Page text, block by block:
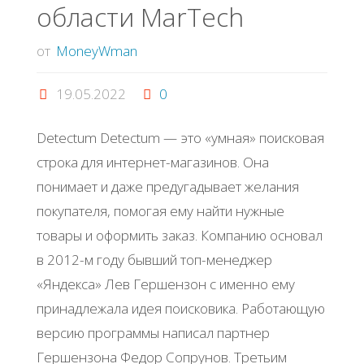
стоят
копейки"
области MarTech
от MoneyWman
19.05.2022 0
Detectum Detectum — это «умная» поисковая
строка для интернет-магазинов. Она
понимает и даже предугадывает желания
покупателя, помогая ему найти нужные
товары и оформить заказ. Компанию основал
в 2012-м году бывший топ-менеджер
«Яндекса» Лев Гершензон с именно ему
принадлежала идея поисковика. Работающую
версию программы написал партнер
Гершензона Федор Сопрунов. Третьим